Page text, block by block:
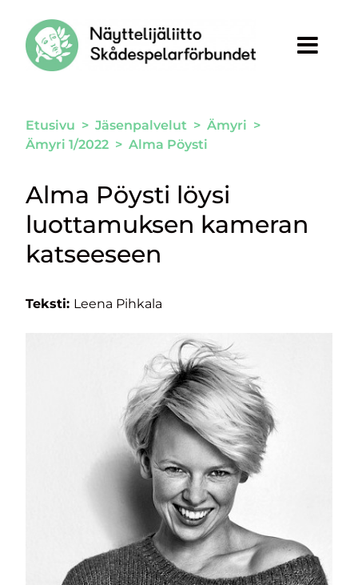
Siirry sivun sisältöön
Etusivu > Jäsenpalvelut > Ämyri >
Ämyri 1/2022 > Alma Pöysti
Alma Pöysti löysi
luottamuksen kameran
katseeseen
Teksti: Leena Pihkala